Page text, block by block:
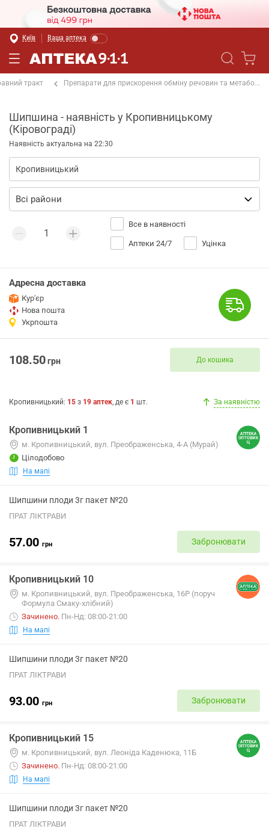
Київ Ваша аптека
тракт Препарати для прискорення обміну речовин та метабо...
Шипшина - наявність у Кропивницькому
(Кіровограді)
Наявність актуальна на 22:30
Все в наявності
Аптеки 24/7 Уцінка
Адресна доставка
Кур'єр
Нова пошта
Укрпошта
108.50грн До кошика
Кропивницький: 15 з 19 аптек, де є 1 шт. За наявністю
Кропивницький 1
м. Кропивницький, вул. Преображенська, 4-А (Мурай)
Цілодобово
На мапі
Шипшини плоди 3г пакет №20
ПРАТ ЛІКТРАВИ
57.00 грн Забронювати
Кропивницький 10
м. Кропивницький, вул. Преображенська, 16Р (поруч
Формула Смаку-хлібний)
Зачинено. Пн-Нд: 08:00-21:00
На мапі
Шипшини плоди 3г пакет №20
ПРАТ ЛІКТРАВИ
93.00 грн Забронювати
Кропивницький 15
м. Кропивницький, вул. Леоніда Каденюка, 11Б
Зачинено. Пн-Нд: 08:00-21:00
На мапі
Шипшини плоди 3г пакет №20
ПРАТ ЛІКТРАВИ